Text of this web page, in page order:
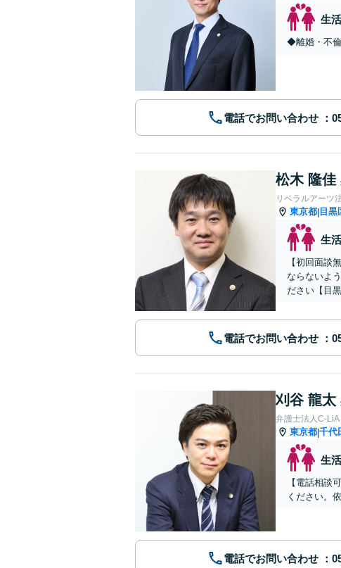
生
◆離婚・不倫
電話でお問い合わせ
松木 隆佳
リベラルアーツ
東京都| 目黒
生
【初回面談
ならないよ
ださい【目
電話でお問い合わせ
刈谷 龍太
弁護士法人C-LiA
東京都|千代
生
【電話相談
ください。
電話でお問い合わせ